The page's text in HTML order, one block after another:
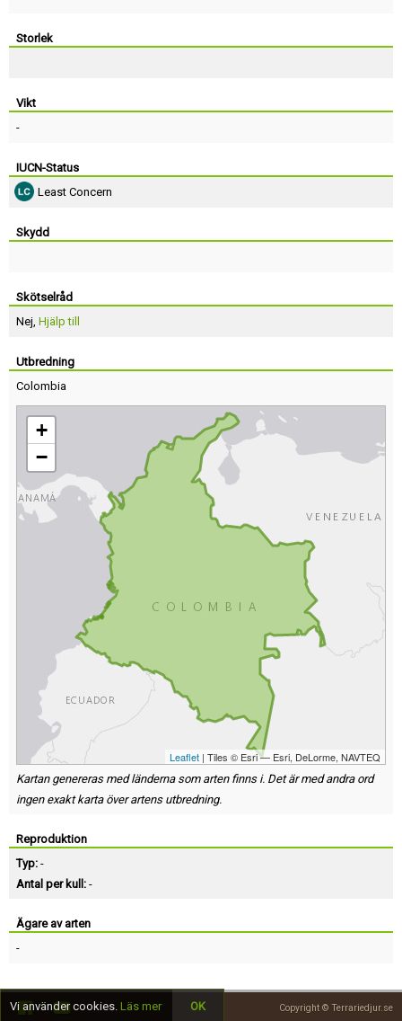
Storlek
Vikt
-
IUCN-Status
Least Concern
Skydd
Skötselråd
Nej, Hjälp till
Utbredning
Colombia
+
−
Leaflet | Tiles © Esri — Esri, DeLorme, NAVTEQ
Kartan genereras med länderna som arten finns i. Det är med andra ord
ingen exakt karta över artens utbredning.
Reproduktion
Typ: -
Antal per kull: -
Ägare av arten
-
Copyright © Terrariedjur.se
Vi använder cookies. Läs mer OK